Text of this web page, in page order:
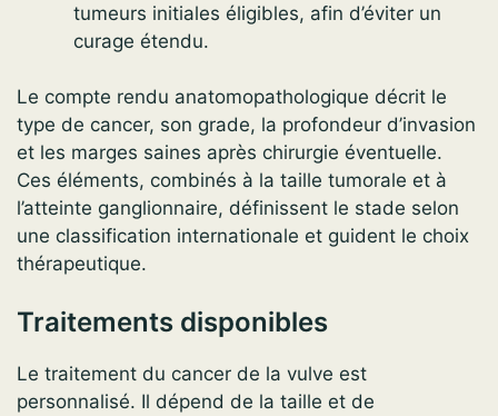
tumeurs initiales éligibles, afin d’éviter un
curage étendu.
Le compte rendu anatomopathologique décrit le
type de cancer, son grade, la profondeur d’invasion
et les marges saines après chirurgie éventuelle.
Ces éléments, combinés à la taille tumorale et à
l’atteinte ganglionnaire, définissent le stade selon
une classification internationale et guident le choix
thérapeutique.
Traitements disponibles
Le traitement du cancer de la vulve est
personnalisé. Il dépend de la taille et de